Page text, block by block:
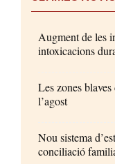
Augment de les
intoxicacions
Les zones
l’agost
Nou sistema
conciliació